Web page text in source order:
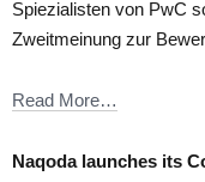
Spiezialisten von PwC
Zweitmeinung zur
Read More…
Naqoda launches its